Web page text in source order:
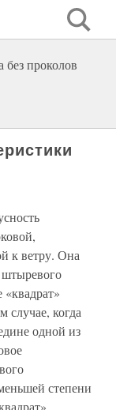
проколов
к ветру. Она
случае, когда
одной из
степени